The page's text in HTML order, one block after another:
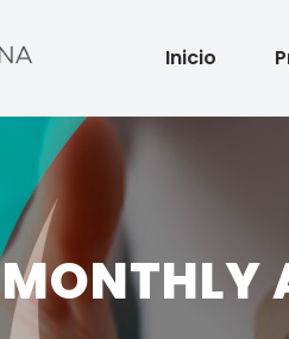
Inicio
MONTHLY